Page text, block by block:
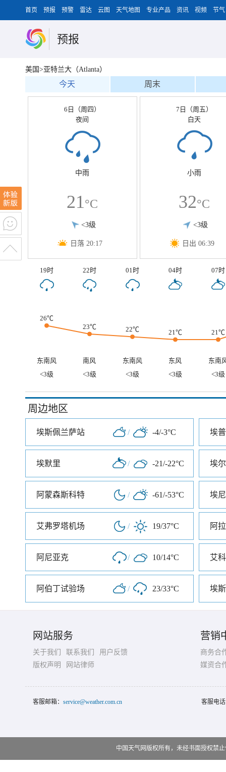
首页 预报 预警 雷达 云图 天气地图 专业产品 资讯 视频 节气
预报
美国>亚特兰大（Atlanta）
今天 周末
6日（周四）
夜间
中雨
21°C
<3级
日落 20:17
7日（周五）
白天
小雨
32°C
<3级
日出 06:39
19时 22时 01时 04时 07时
26℃
23℃
22℃ 21℃ 21℃
东南风 南风 东南风 东风
东南
<3级
<3级 <3级 <3级 <3级
周边地区
埃斯佩兰萨站 / -4/-3°C 埃
埃默里 / -21/-22°C 埃
阿蒙森斯科特 / -61/-53°C 埃
艾弗罗塔机场 / 19/37°C 阿
阿尼亚克 / 10/14°C 艾科
阿伯丁试验场 / 23/33°C 埃
网站服务
关于我们 联系我们
用户反馈
版权声明
网站律师
营销
商务合
媒资合
客服邮箱： service@weather.com.cn 客服电
中国天气网版权所有，未经书面授权